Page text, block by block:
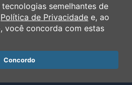
semelhantes de
Política de Privacidade e, ao
você concorda com estas
Concordo